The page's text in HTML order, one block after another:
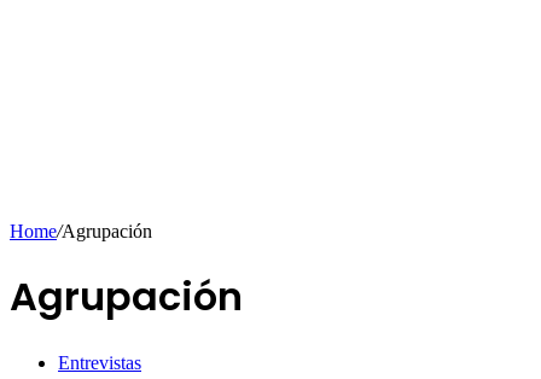
Home/Agrupación
Agrupación
Entrevistas